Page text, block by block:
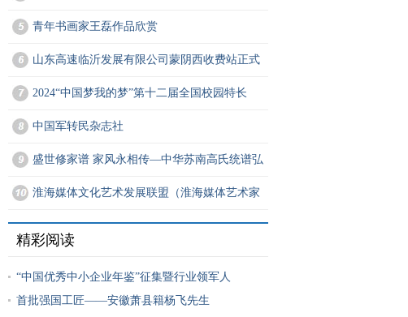
青年书画家王磊作品欣赏
山东高速临沂发展有限公司蒙阴西收费站正式
2024“中国梦我的梦”第十二届全国校园特长
中国军转民杂志社
盛世修家谱 家风永相传—中华苏南高氏统谱弘
淮海媒体文化艺术发展联盟（淮海媒体艺术家
精彩阅读
“中国优秀中小企业年鉴”征集暨行业领军人
首批强国工匠——安徽萧县籍杨飞先生